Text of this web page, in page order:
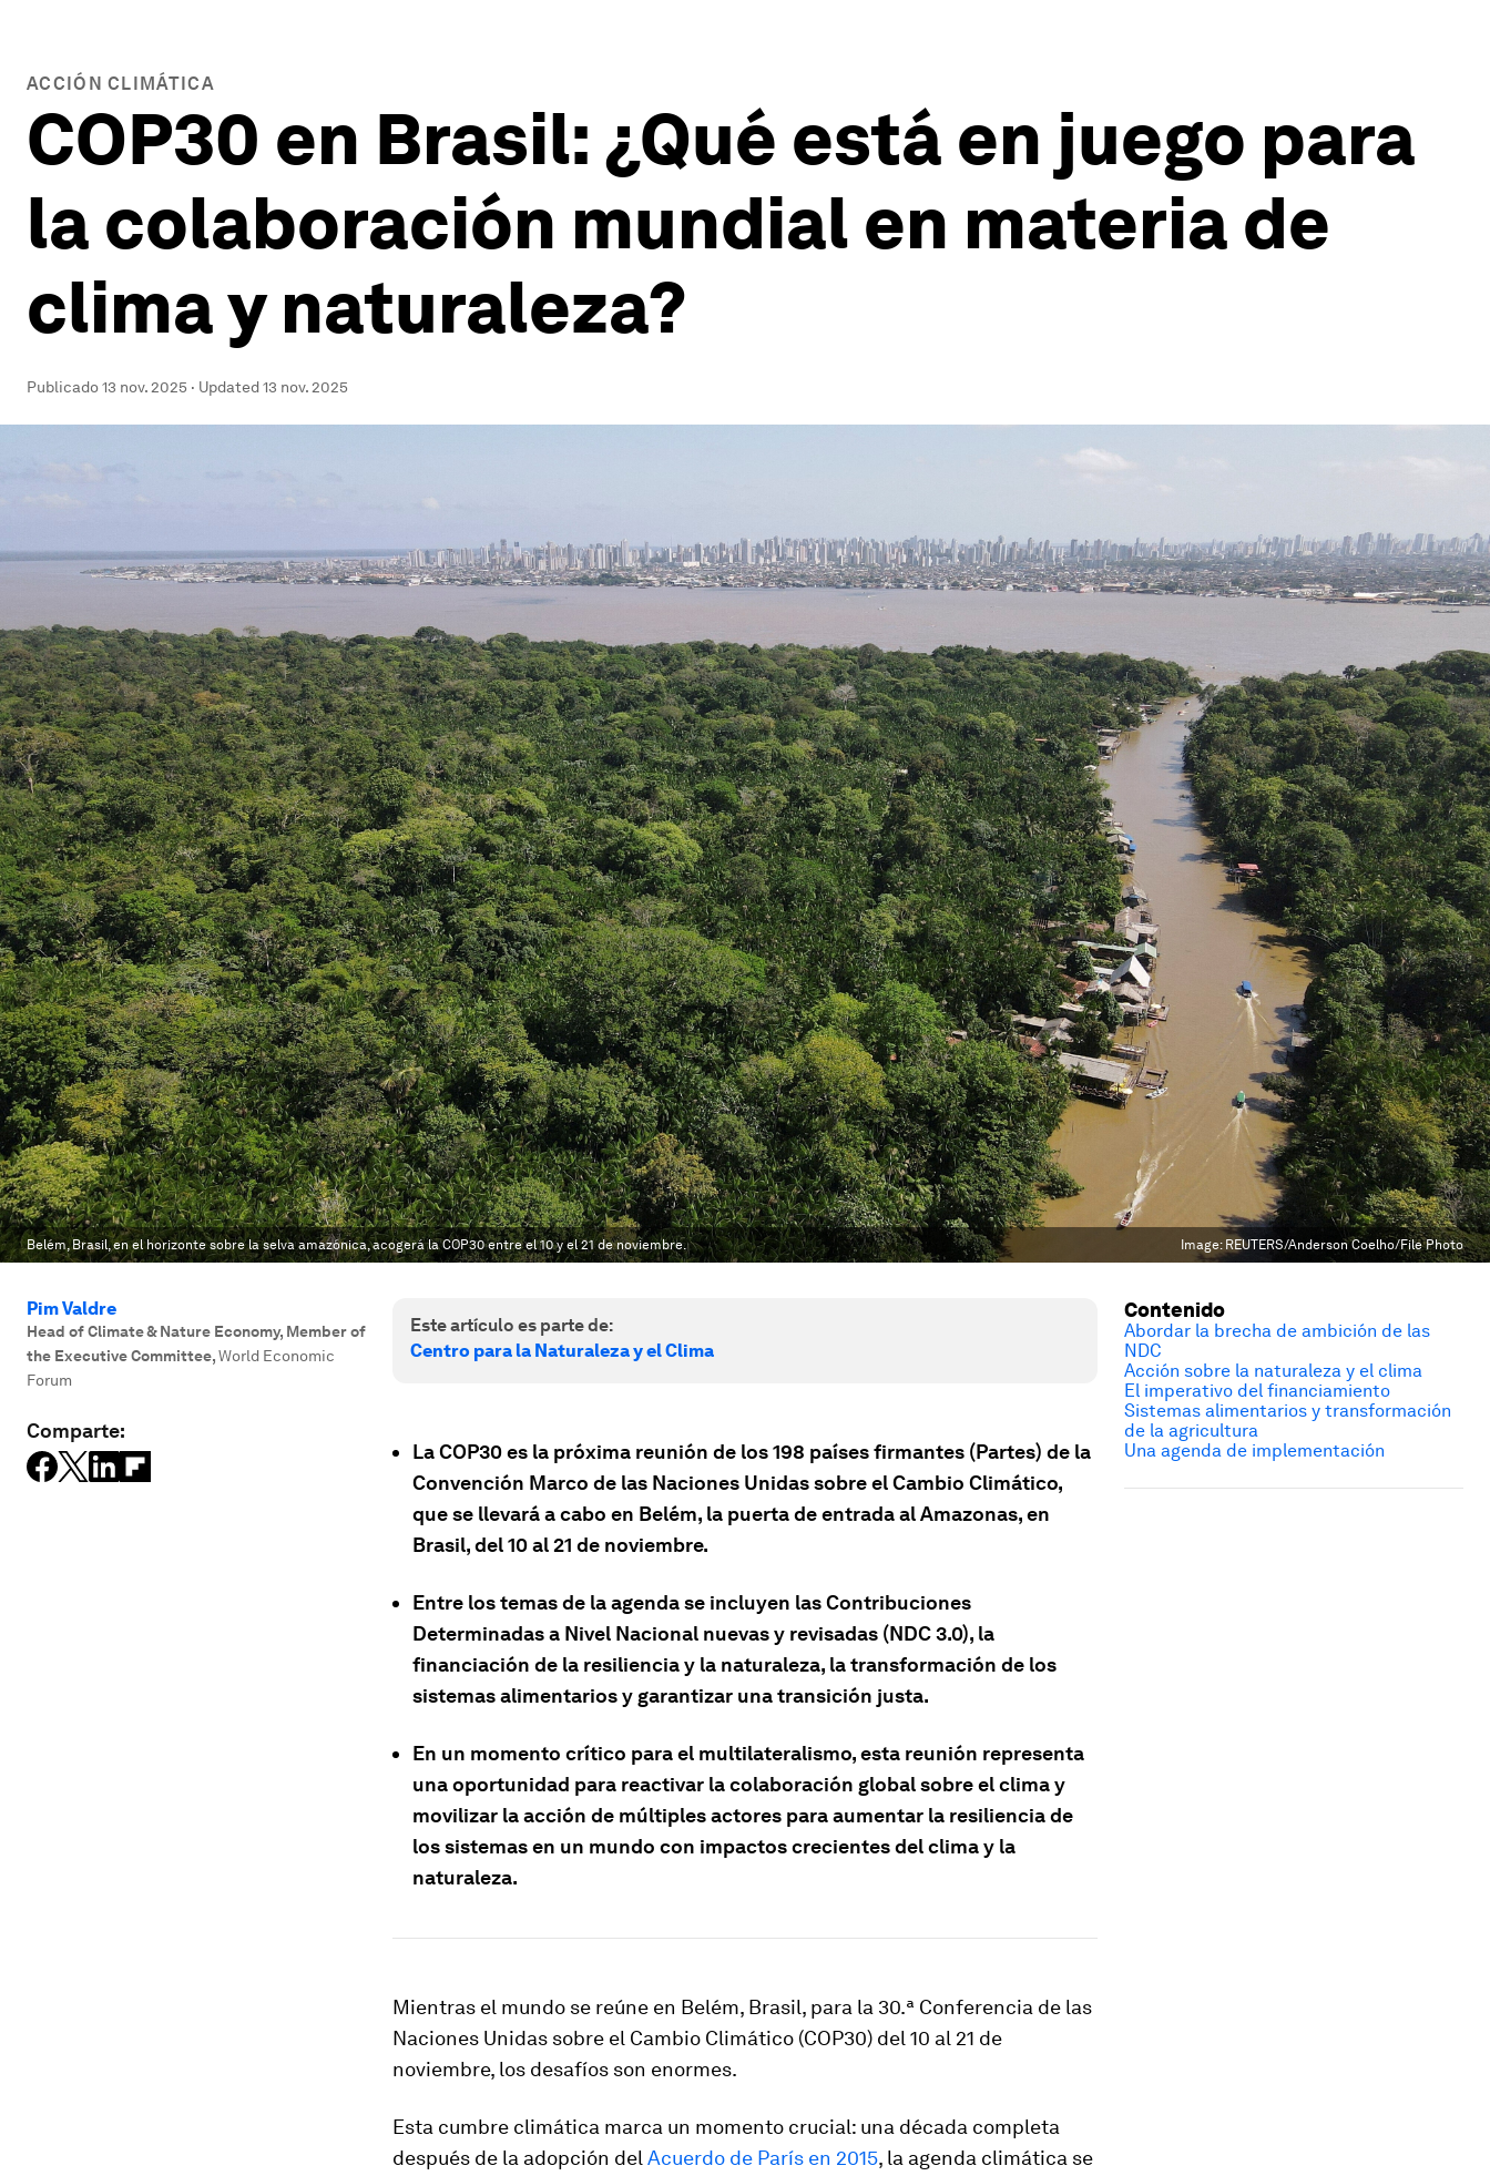
ACCIÓN CLIMÁTICA
COP30 en Brasil: ¿Qué está en juego para
la colaboración mundial en materia de
clima y naturaleza?
Publicado13 nov. 2025 · Updated13 nov. 2025
Belém, Brasil, en el horizonte sobre la selva amazónica, acogerá la COP30 entre el 10 y el 21 de noviembre. Image: REUTERS/Anderson Coelho/File Photo
Pim Valdre
Head of Climate & Nature Economy, Member of
the Executive Committee,World Economic
Forum
Comparte:
Este artículo es parte de:
Centro para la Naturaleza y el Clima
La COP30 es la próxima reunión de los 198 países firmantes (Partes) de la
Convención Marco de las Naciones Unidas sobre el Cambio Climático,
que se llevará a cabo en Belém, la puerta de entrada al Amazonas, en
Brasil, del 10 al 21 de noviembre.
Entre los temas de la agenda se incluyen las Contribuciones
Determinadas a Nivel Nacional nuevas y revisadas (NDC 3.0), la
financiación de la resiliencia y la naturaleza, la transformación de los
sistemas alimentarios y garantizar una transición justa.
En un momento crítico para el multilateralismo, esta reunión representa
una oportunidad para reactivar la colaboración global sobre el clima y
movilizar la acción de múltiples actores para aumentar la resiliencia de
los sistemas en un mundo con impactos crecientes del clima y la
naturaleza.
Mientras el mundo se reúne en Belém, Brasil, para la 30.ª Conferencia de las
Naciones Unidas sobre el Cambio Climático (COP30) del 10 al 21 de
noviembre, los desafíos son enormes.
Esta cumbre climática marca un momento crucial: una década completa
después de la adopción del Acuerdo de París en 2015, la agenda climática se
Contenido
Abordar la brecha de ambición de las
NDC
Acción sobre la naturaleza y el clima
El imperativo del financiamiento
Sistemas alimentarios y transformación
de la agricultura
Una agenda de implementación